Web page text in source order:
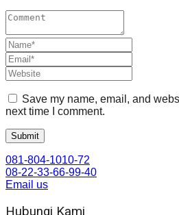
Save my name, email, and
next time I comment.
081-804-1010-72
08-22-33-66-99-40
Email us
Hubungi Kami